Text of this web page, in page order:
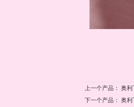
上一个产品： 奥利
下一个产品： 奥利